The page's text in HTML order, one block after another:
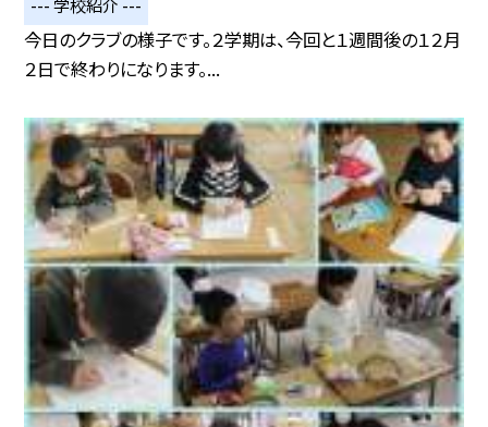
今日のクラブの様子です。２学期は、今回と１週間後の１２月
２日で終わりになります。...